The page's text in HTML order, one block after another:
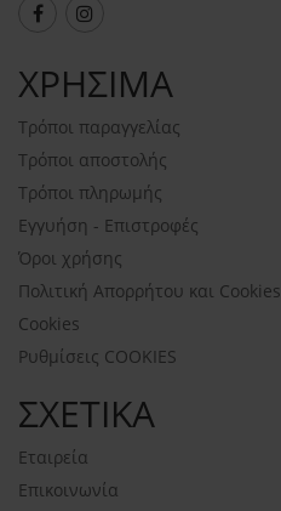
ΧΡΗΣΙΜΑ
Τρόποι παραγγελίας
Τρόποι αποστολής
Τρόποι πληρωμής
Εγγυήση - Επιστροφές
Όροι χρήσης
Πολιτική Απορρήτου και Cookies
Cookies
Ρυθμίσεις COOKIES
ΣΧΕΤΙΚΑ
Εταιρεία
Επικοινωνία